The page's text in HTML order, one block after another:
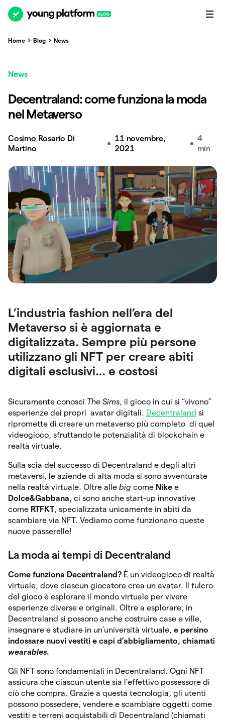
Home Blog News
News
Decentraland: come funziona la moda
nel Metaverso
Cosimo Rosario Di
Martino
11 novembre,
2021
4
min
L’industria fashion nell’era del
Metaverso si è aggiornata e
digitalizzata. Sempre più persone
utilizzano gli NFT per creare abiti
digitali esclusivi… e costosi
Sicuramente conosci The Sims, il gioco in cui si “vivono”
esperienze dei propri avatar digitali. Decentraland si
ripromette di creare un metaverso più completo di quel
videogioco, sfruttando le potenzialità di blockchain e
realtà virtuale.
Sulla scia del successo di Decentraland e degli altri
metaversi, le aziende di alta moda si sono avventurate
nella realtà virtuale. Oltre alle big come Nike e
Dolce&Gabbana, ci sono anche start-up innovative
come RTFKT, specializzata unicamente in abiti da
scambiare via NFT. Vediamo come funzionano queste
nuove passerelle!
La moda ai tempi di Decentraland
Come funziona Decentraland? È un videogioco di realtà
virtuale, dove ciascun giocatore crea un avatar. Il fulcro
del gioco è esplorare il mondo virtuale per vivere
esperienze diverse e originali. Oltre a esplorare, in
Decentraland si possono anche costruire case e ville,
insegnare e studiare in un’università virtuale, e persino
indossare nuovi vestiti e capi d’abbigliamento, chiamati
wearables.
Gli NFT sono fondamentali in Decentraland. Ogni NFT
assicura che ciascun utente sia l’effettivo possessore di
ciò che compra. Grazie a questa tecnologia, gli utenti
possono possedere, vendere e scambiare oggetti come
vestiti e terreni acquistabili di Decentraland (chiamati